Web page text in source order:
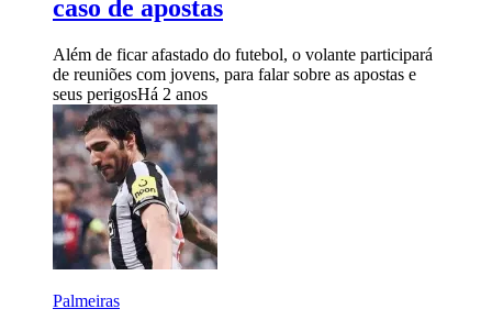
caso de apostas
Além de ficar afastado do futebol, o volante participará
de reuniões com jovens, para falar sobre as apostas e
seus perigosHá 2 anos
Palmeiras